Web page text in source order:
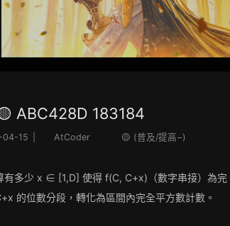
ABC428D 183184
04-15 AtCoder
🟡 (普及/提高−)
有多少 x ∈ [1,D] 使得 f(C, C+x)（數字串接）為完
的位數分段，轉化為區間內完全平方數計數。